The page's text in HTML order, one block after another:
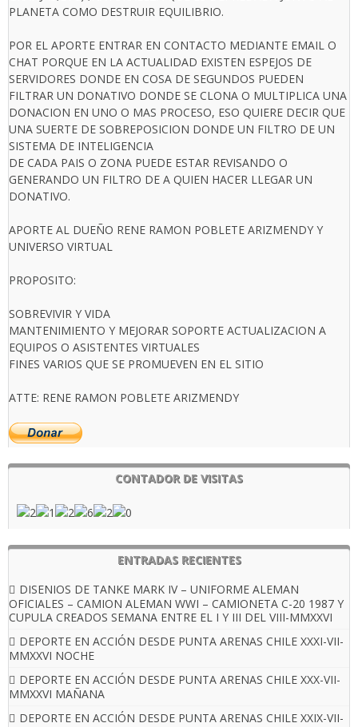
PLANETA COMO DESTRUIR EQUILIBRIO.
POR EL APORTE ENTRAR EN CONTACTO MEDIANTE EMAIL O
CHAT PORQUE EN LA ACTUALIDAD EXISTEN ESPEJOS DE
SERVIDORES DONDE EN COSA DE SEGUNDOS PUEDEN
FILTRAR UN DONATIVO DONDE SE CLONA O MULTIPLICA UNA
DONACION EN UNO O MAS PROCESO, ESO QUIERE DECIR QUE
UNA SUERTE DE SOBREPOSICION DONDE UN FILTRO DE UN
SISTEMA DE INTELIGENCIA
DE CADA PAIS O ZONA PUEDE ESTAR REVISANDO O
GENERANDO UN FILTRO DE A QUIEN HACER LLEGAR UN
DONATIVO.
APORTE AL DUEÑO RENE RAMON POBLETE ARIZMENDY Y
UNIVERSO VIRTUAL
PROPOSITO:
SOBREVIVIR Y VIDA
MANTENIMIENTO Y MEJORAR SOPORTE ACTUALIZACION A
EQUIPOS O ASISTENTES VIRTUALES
FINES VARIOS QUE SE PROMUEVEN EN EL SITIO
ATTE: RENE RAMON POBLETE ARIZMENDY
CONTADOR DE VISITAS
ENTRADAS RECIENTES
DISENIOS DE TANKE MARK IV – UNIFORME ALEMAN
OFICIALES – CAMION ALEMAN WWI – CAMIONETA C-20 1987 Y
CUPULA CREADOS SEMANA ENTRE EL I Y III DEL VIII-MMXXVI
DEPORTE EN ACCIÓN DESDE PUNTA ARENAS CHILE XXXI-VII-
MMXXVI NOCHE
DEPORTE EN ACCIÓN DESDE PUNTA ARENAS CHILE XXX-VII-
MMXXVI MAÑANA
DEPORTE EN ACCIÓN DESDE PUNTA ARENAS CHILE XXIX-VII-